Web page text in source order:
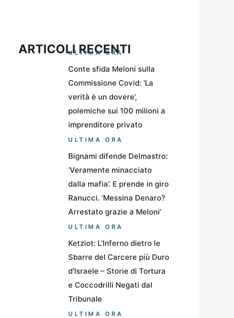
ARTICOLI RECENTI
ULTIMA ORA
Conte sfida Meloni sulla
Commissione Covid: ‘La
verità è un dovere’,
polemiche sui 100 milioni a
imprenditore privato
ULTIMA ORA
Bignami difende Delmastro:
‘Veramente minacciato
dalla mafia’. E prende in giro
Ranucci. ‘Messina Denaro?
Arrestato grazie a Meloni’
ULTIMA ORA
Ketziot: L’Inferno dietro le
Sbarre del Carcere più Duro
d’Israele – Storie di Tortura
e Coccodrilli Negati dal
Tribunale
ULTIMA ORA